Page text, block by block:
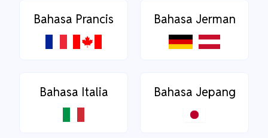
Bahasa Prancis Bahasa Jerman
Bahasa Italia Bahasa Jepang